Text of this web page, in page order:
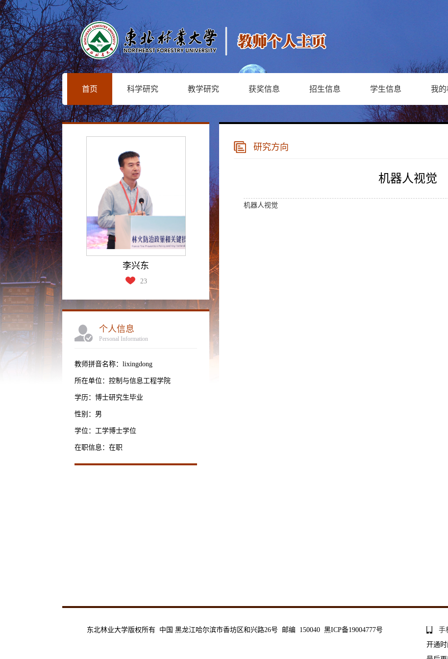
首页 科学研究 教学研究 获奖信息 招生信息 学生信息 我
李兴东
23
个人信息
Personal Information
教师拼音名称：lixingdong
所在单位：控制与信息工程学院
学历：博士研究生毕业
性别：男
学位：工学博士学位
在职信息：在职
研究方向
机器人视觉
机器人视觉
东北林业大学版权所有 中国 黑龙江哈尔滨市香坊区和兴路26号 邮编 150040 黑ICP备19004777号 手
开通时